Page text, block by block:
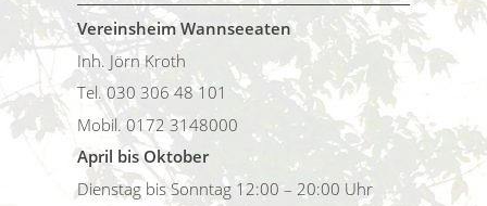
Vereinsheim Wannseeaten
Inh. Jörn Kroth
Tel. 030 306 48 101
Mobil. 0172 3148000
April bis Oktober
Dienstag bis Sonntag 12:00 – 20:00 Uhr